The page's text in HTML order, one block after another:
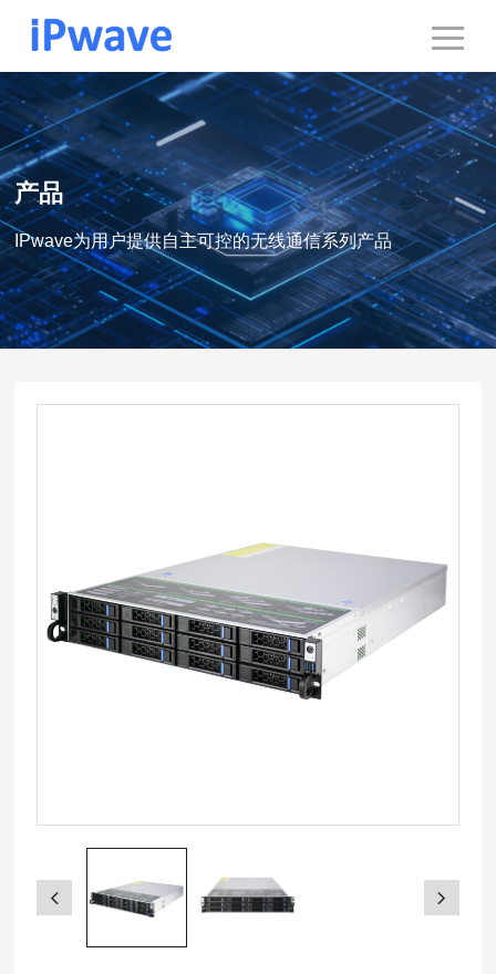
产品
IPwave为用户提供自主可控的无线通信系列产品